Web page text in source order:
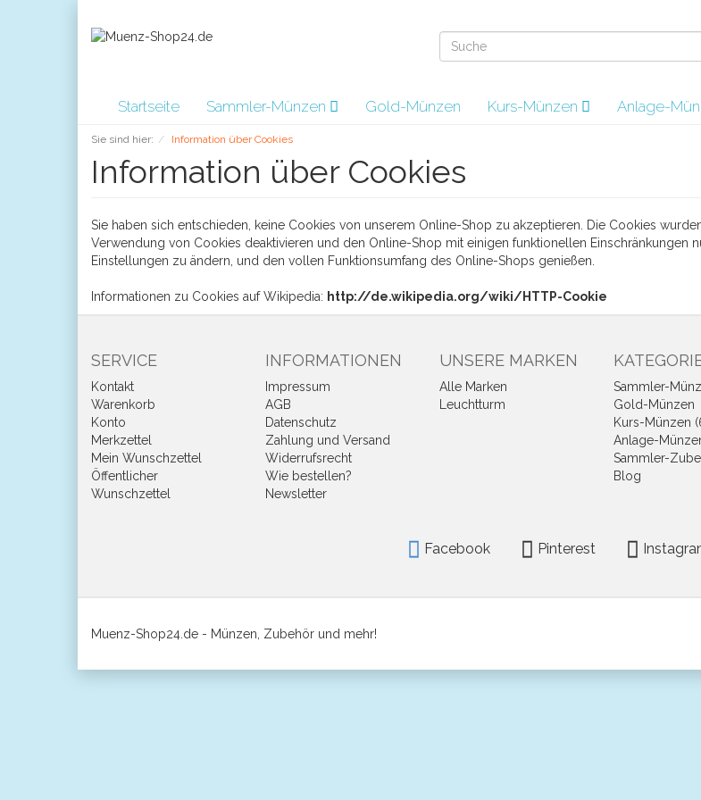
Startseite Sammler-Münzen Gold-Münzen Kurs-Münzen Anlage-
Sie sind hier: Information über Cookies
Information über Cookies
Sie haben sich entschieden, keine Cookies von unserem Online-Shop zu akzeptieren. Die Cookies
Verwendung von Cookies deaktivieren und den Online-Shop mit einigen funktionellen Einschränkungen
Einstellungen zu ändern, und den vollen Funktionsumfang des Online-Shops genießen.
Informationen zu Cookies auf Wikipedia: http://de.wikipedia.org/wiki/HTTP-Cookie
SERVICE
Kontakt
Warenkorb
Konto
Merkzettel
Mein Wunschzettel
Öffentlicher
Wunschzettel
INFORMATIONEN
Impressum
AGB
Datenschutz
Zahlung und Versand
Widerrufsrecht
Wie bestellen?
Newsletter
UNSERE MARKEN
Alle Marken
Leuchtturm
Sammler-
Gold-Münzen
Kurs-Münzen
Anlage-
Sammler-
Blog
Facebook Pinterest
Muenz-Shop24.de - Münzen, Zubehör und mehr!